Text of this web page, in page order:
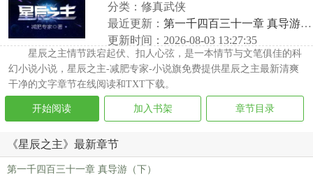
分类：修真武侠
最近更新： 第一千四百三十一章 真导游（下）
更新时间：2026-08-03 13:27:35
星辰之主情节跌宕起伏、扣人心弦，是一本情节与文笔俱佳的科
幻小说小说，星辰之主-减肥专家-小说旗免费提供星辰之主最新清爽
干净的文字章节在线阅读和TXT下载。
开始阅读 加入书架 章节目录
《星辰之主》最新章节
第一千四百三十一章 真导游（下）